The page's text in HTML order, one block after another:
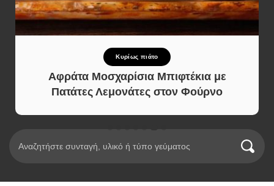
Κυρίως πιάτο
Αφράτα Μοσχαρίσια Μπιφτέκια με
Πατάτες Λεμονάτες στον Φούρνο